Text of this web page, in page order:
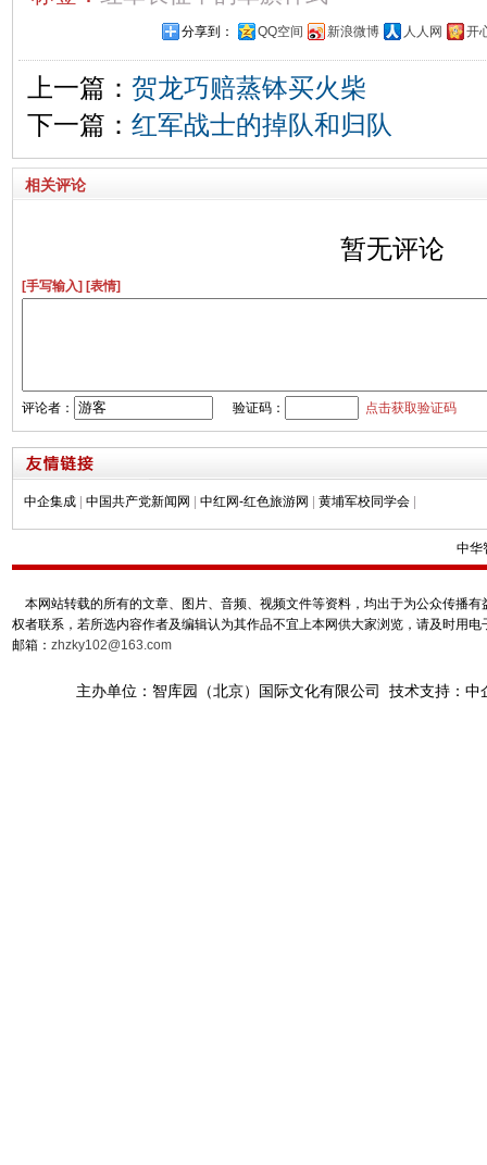
分享到： QQ空间 新浪微博 人人网 开
上一篇： 贺龙巧赔蒸钵买火柴
下一篇： 红军战士的掉队和归队
相关评论
暂无评论
[手写输入] [表情]
评论者： 验证码： 点击获取验证码
中企集成 | 中国共产党新闻网 | 中红网-红色旅游网 | 黄埔军校同学会 |
中华
本网站转载的所有的文章、图片、音频、视频文件等资料，均出于为公众传播
权者联系，若所选内容作者及编辑认为其作品不宜上本网供大家浏览，请及时用
邮箱： zhzky102@163.com
主办单位：智库园（北京）国际文化有限公司 技术支持：